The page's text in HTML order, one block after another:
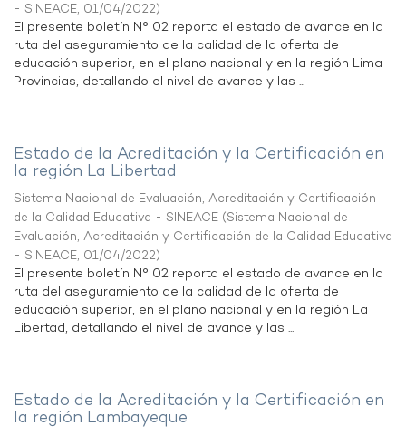
- SINEACE, 01/04/2022)
El presente boletín N° 02 reporta el estado de avance en la
ruta del aseguramiento de la calidad de la oferta de
educación superior, en el plano nacional y en la región Lima
Provincias, detallando el nivel de avance y las ...
Estado de la Acreditación y la Certificación en
la región La Libertad
Sistema Nacional de Evaluación, Acreditación y Certificación
de la Calidad Educativa - SINEACE (Sistema Nacional de
Evaluación, Acreditación y Certificación de la Calidad Educativa
- SINEACE, 01/04/2022)
El presente boletín N° 02 reporta el estado de avance en la
ruta del aseguramiento de la calidad de la oferta de
educación superior, en el plano nacional y en la región La
Libertad, detallando el nivel de avance y las ...
Estado de la Acreditación y la Certificación en
la región Lambayeque